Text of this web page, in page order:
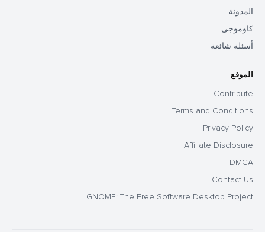
المدونة
كاوموجي
أسئلة شائعة
الموقع
Contribute
Terms and Conditions
Privacy Policy
Affiliate Disclosure
DMCA
Contact Us
GNOME: The Free Software Desktop Project